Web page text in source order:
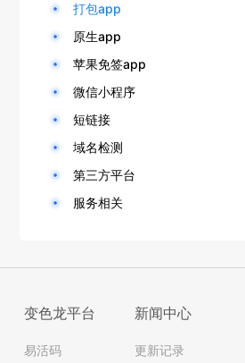
打包app
原生app
苹果免签app
微信小程序
短链接
域名检测
第三方平台
服务相关
变色龙平台
易活码
新闻中心
更新记录